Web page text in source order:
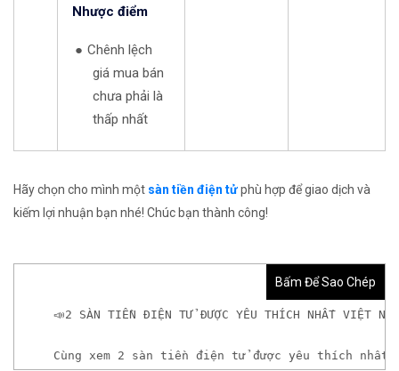
Nhược điểm
Chênh lệch
giá mua bán
chưa phải là
thấp nhất
Hãy chọn cho mình một sàn tiền điện tửphù hợp để giao dịch và
kiếm lợi nhuận bạn nhé! Chúc bạn thành công!
Bấm Để Sao Chép
📣2 SÀN TIỀN ĐIỆN TỬ ĐƯỢC YÊU THÍCH NHẤT VIỆT
Cùng xem 2 sàn tiền điện tử được yêu thích nhất